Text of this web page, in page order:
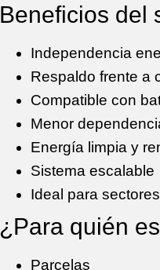
Beneficios del
Independencia
Respaldo frente a
Compatible con
Menor
Energía limpia y
Sistema escalable
Ideal para
¿Para quién
Parcelas